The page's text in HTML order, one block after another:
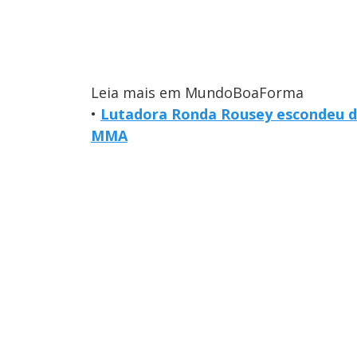
Leia mais em MundoBoaForma
• Lutadora Ronda Rousey escondeu
MMA